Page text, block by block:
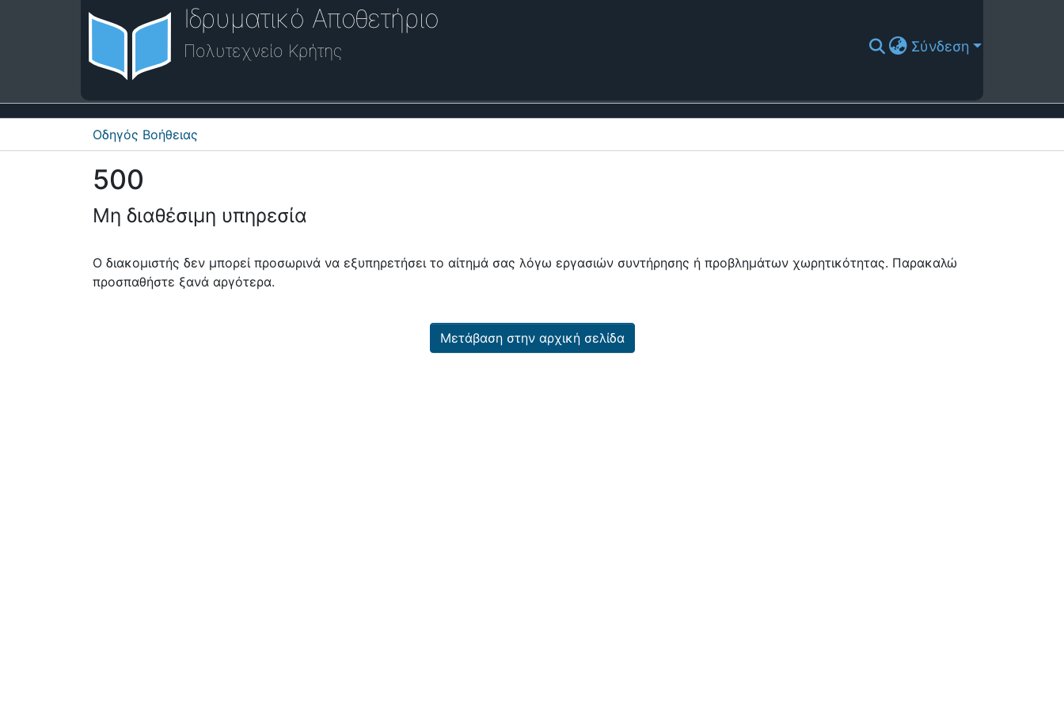
Ιδρυματικό Αποθετήριο
Πολυτεχνείο Κρήτης Σύνδεση
Οδηγός Βοήθειας
500
Μη διαθέσιμη υπηρεσία
Ο διακομιστής δεν μπορεί προσωρινά να εξυπηρετήσει το αίτημά σας λόγω εργασιών συντήρησης ή προβλημάτων χωρητικότητας. Παρακαλώ
προσπαθήστε ξανά αργότερα.
Μετάβαση στην αρχική σελίδα